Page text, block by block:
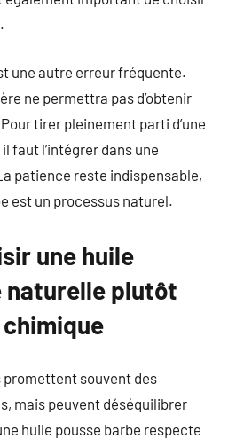
une autre erreur fréquente.
ne permettra pas d’obtenir
tirer pleinement parti d’une
faut l’intégrer dans une
patience reste indispensable,
est un processus naturel.
une huile
naturelle plutôt
souvent des
mais peuvent déséquilibrer
huile pousse barbe respecte